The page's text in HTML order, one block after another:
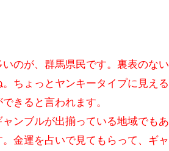
のが、群馬県民です。裏表のない
ちょっとヤンキータイプに見える
きると言われます。
ンブルが出揃っている地域でもあ
金運を占いで見てもらって、ギャ